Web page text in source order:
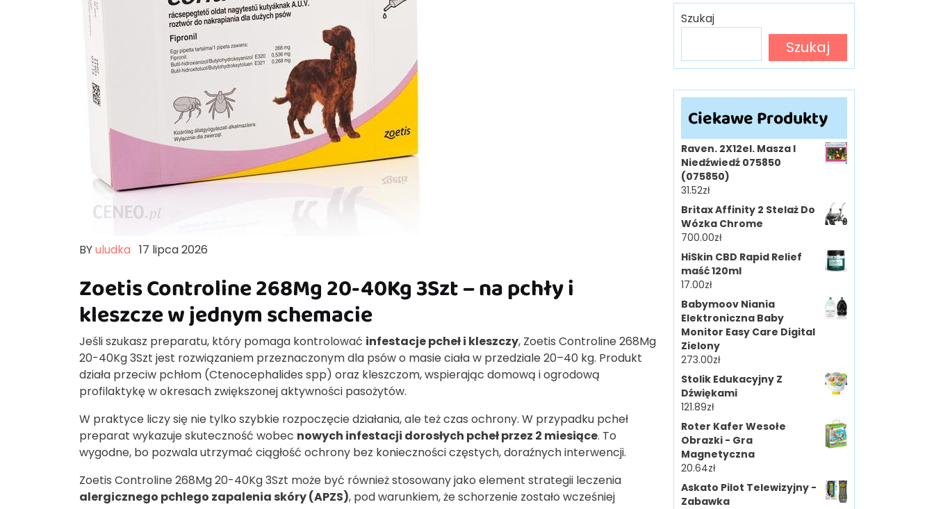
BYuludka 17 lipca 2026
Zoetis Controline 268Mg 20-40Kg 3Szt – na pchły i
kleszcze w jednym schemacie
Jeśli szukasz preparatu, który pomaga kontrolować infestacje pcheł i kleszczy, Zoetis Controline 268Mg
20-40Kg 3Szt jest rozwiązaniem przeznaczonym dla psów o masie ciała w przedziale 20–40 kg. Produkt
działa przeciw pchłom (Ctenocephalides spp) oraz kleszczom, wspierając domową i ogrodową
profilaktykę w okresach zwiększonej aktywności pasożytów.
W praktyce liczy się nie tylko szybkie rozpoczęcie działania, ale też czas ochrony. W przypadku pcheł
preparat wykazuje skuteczność wobec nowych infestacji dorosłych pcheł przez 2 miesiące. To
wygodne, bo pozwala utrzymać ciągłość ochrony bez konieczności częstych, doraźnych interwencji.
Zoetis Controline 268Mg 20-40Kg 3Szt może być również stosowany jako element strategii leczenia
alergicznego pchlego zapalenia skóry (APZS), pod warunkiem, że schorzenie zostało wcześniej
Szukaj
Szukaj
Ciekawe Produkty
Raven. 2X12el. Masza I
Niedźwiedź 075850
(075850)
31.52zł
Britax Affinity 2 Stelaż Do
Wózka Chrome
700.00zł
HiSkin CBD Rapid Relief
maść 120ml
17.00zł
Babymoov Niania
Elektroniczna Baby
Monitor Easy Care Digital
Zielony
273.00zł
Stolik Edukacyjny Z
Dźwiękami
121.89zł
Roter Kafer Wesołe
Obrazki - Gra
Magnetyczna
20.64zł
Askato Pilot Telewizyjny -
Zabawka